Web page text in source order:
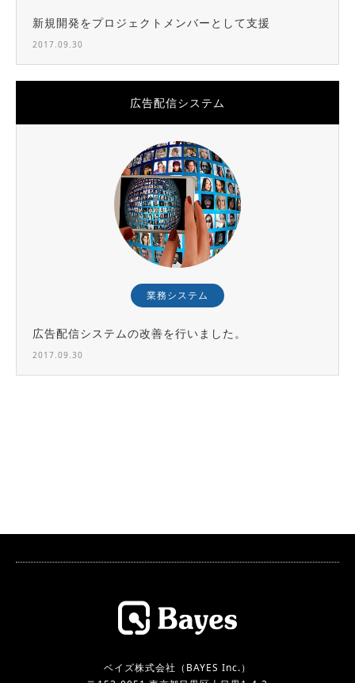
新規開発をプロジェクトメンバーとして支援
2017.09.30
広告配信システム
業務システム
広告配信システムの改善を行いました。
2017.09.30
ベイズ株式会社（BAYES Inc.）